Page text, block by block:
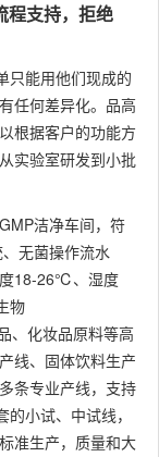
程支持，拒绝
只能用他们现成的
任何差异化。品高
根据客户的功能方
实验室研发到小批
洁净车间，符
无菌操作流水
度18-26℃、湿度
物
、化妆品原料等高
线、固体饮料生产
条专业产线，支持
小试、中试线，
准生产，质量和大